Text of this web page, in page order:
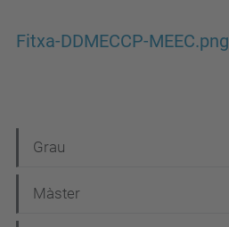
Fitxa-DDMECCP-MEEC.png
a
v
Grau
Màster